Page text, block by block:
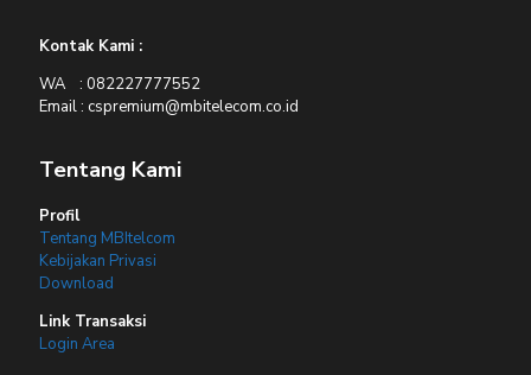
Kontak Kami :
WA : 082227777552
Email : cspremium@mbitelecom.co.id
Tentang Kami
Profil
Tentang MBItelcom
Kebijakan Privasi
Download
Link Transaksi
Login Area